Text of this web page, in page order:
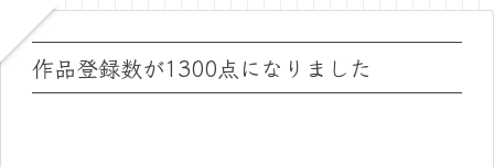
作品登録数が1300点になりました